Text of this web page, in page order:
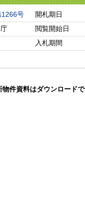
1266号 開札期日
閲覧開始日
入札期間
件資料はダウンロードで